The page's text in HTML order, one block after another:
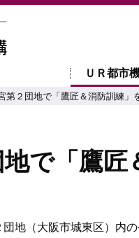
ＵＲ都市
第２団地で「鷹匠＆消防訓練」
で「鷹
団地（大阪市城東区）内